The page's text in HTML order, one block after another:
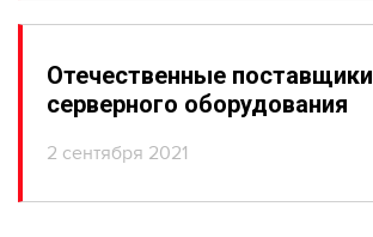
Отечественные поставщики
серверного оборудования
2 сентября 2021